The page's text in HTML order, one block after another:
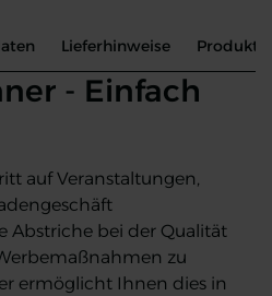
Lieferhinweise
- Einfach
auf Veranstaltungen,
Abstriche bei der Qualität
zu
ermöglicht Ihnen dies in